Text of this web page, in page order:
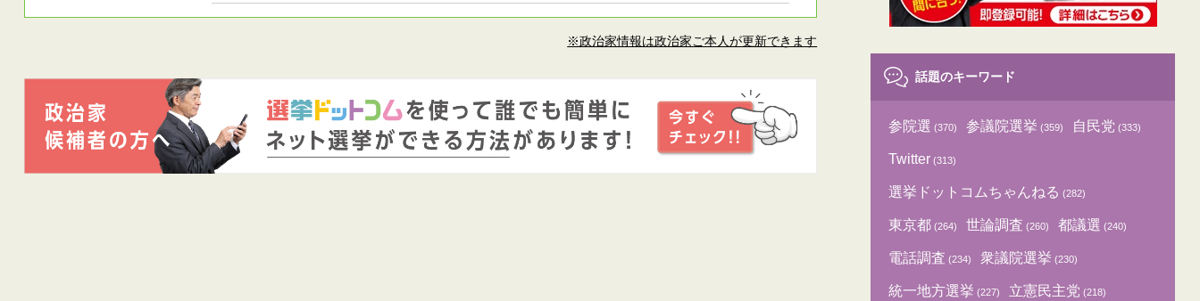
※政治家情報は政治家ご本人が更新できます
話題のキーワード
参院選 (370) 参議院選挙 (359) 自民党 (333)
Twitter (313)
選挙ドットコムちゃんねる (282)
東京都 (264) 世論調査 (260) 都議選 (240)
電話調査 (234) 衆議院選挙 (230)
統一地方選挙 (227) 立憲民主党 (218)